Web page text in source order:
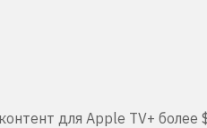
для Apple TV+ более